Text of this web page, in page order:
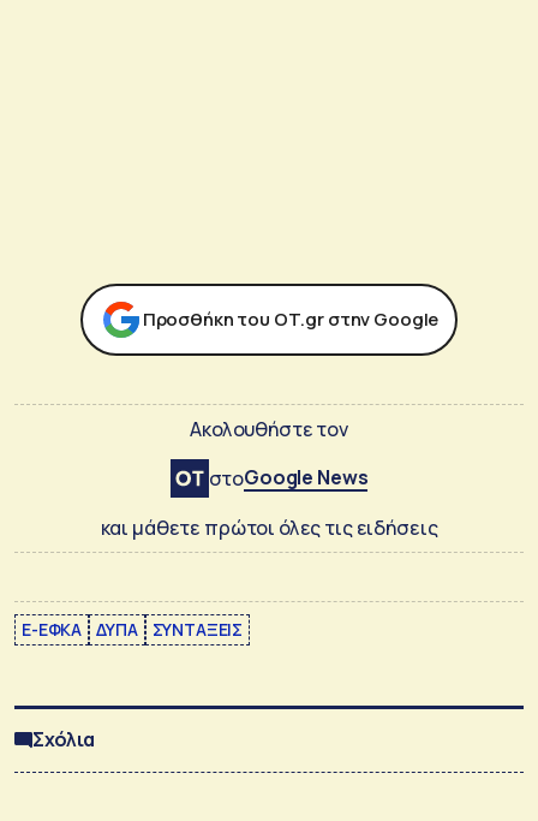
Προσθήκη του ΟΤ.gr στην Google
Ακολουθήστε τον
στοGoogle News
και μάθετε πρώτοι όλες τις ειδήσεις
E-ΕΦΚΑ ΔΥΠΑ ΣΥΝΤΑΞΕΙΣ
Σχόλια